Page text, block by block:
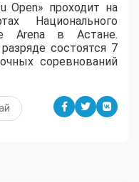
Open» проходит на
Национального
Arena в Астане.
состоятся 7
соревнований